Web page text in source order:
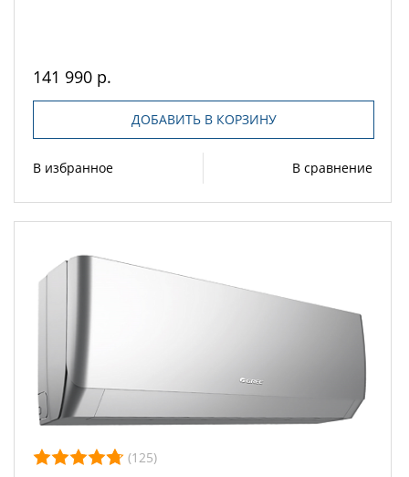
141 990 р.
ДОБАВИТЬ В КОРЗИНУ
В избранное В сравнение
(125)